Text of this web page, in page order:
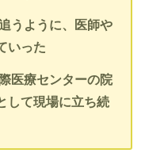
うように、医師や
いった
医療センターの院
して現場に立ち続